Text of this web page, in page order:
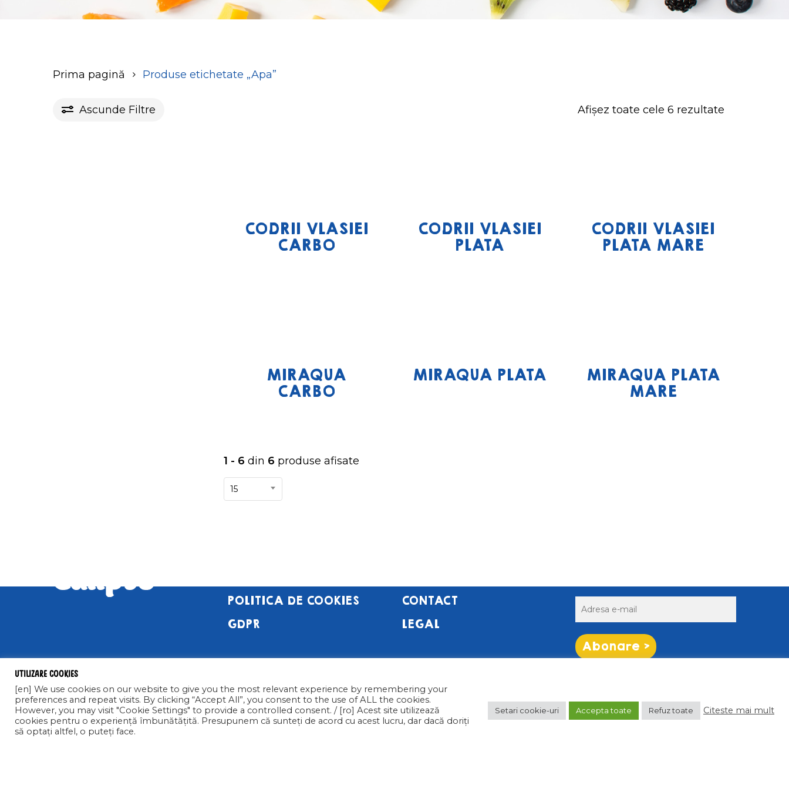
Prima pagină Produse etichetate „Apa”
Ascunde Filtre Afișez toate cele 6 rezultate
CODRII VLASIEI
CARBO
CODRII VLASIEI
PLATA
CODRII VLASIEI
PLATA MARE
MIRAQUA
CARBO
MIRAQUA PLATA MIRAQUA PLATA
MARE
1 - 6 din 6 produse afisate
15
POLITICA DE COOKIES
GDPR
CONTACT
LEGAL
Abonare >
COPYRIGHT © 2021 CALIPSO S.R.L. TOATE DREPTURILE REZERVATE
Utilizare cookies
[en] We use cookies on our website to give you the most relevant experience by remembering your
preferences and repeat visits. By clicking “Accept All”, you consent to the use of ALL the cookies.
However, you may visit "Cookie Settings" to provide a controlled consent. / [ro] Acest site utilizează
cookies pentru o experiență îmbunătățită. Presupunem că sunteți de acord cu acest lucru, dar dacă doriți
să optați altfel, o puteți face.
Setari cookie-uri Accepta toate Refuz toate Citeste mai mult